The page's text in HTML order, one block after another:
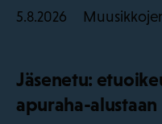
5.8.2026
Jäsenetu:
apuraha-alustaan